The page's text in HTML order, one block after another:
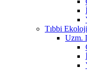
Tıbbi
Uzm.